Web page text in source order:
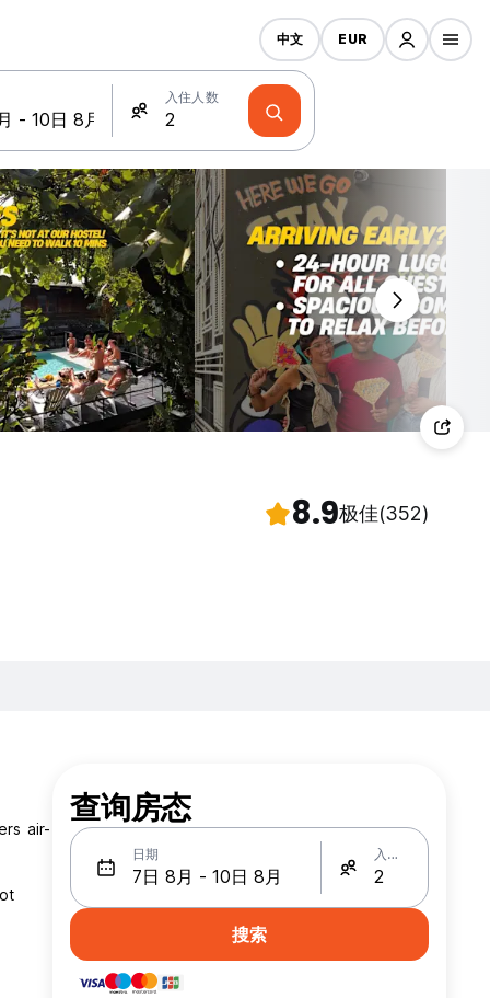
入住人数
中文 EUR
8.9极佳(352)
air- 查询房态
日期 入住人数
搜索